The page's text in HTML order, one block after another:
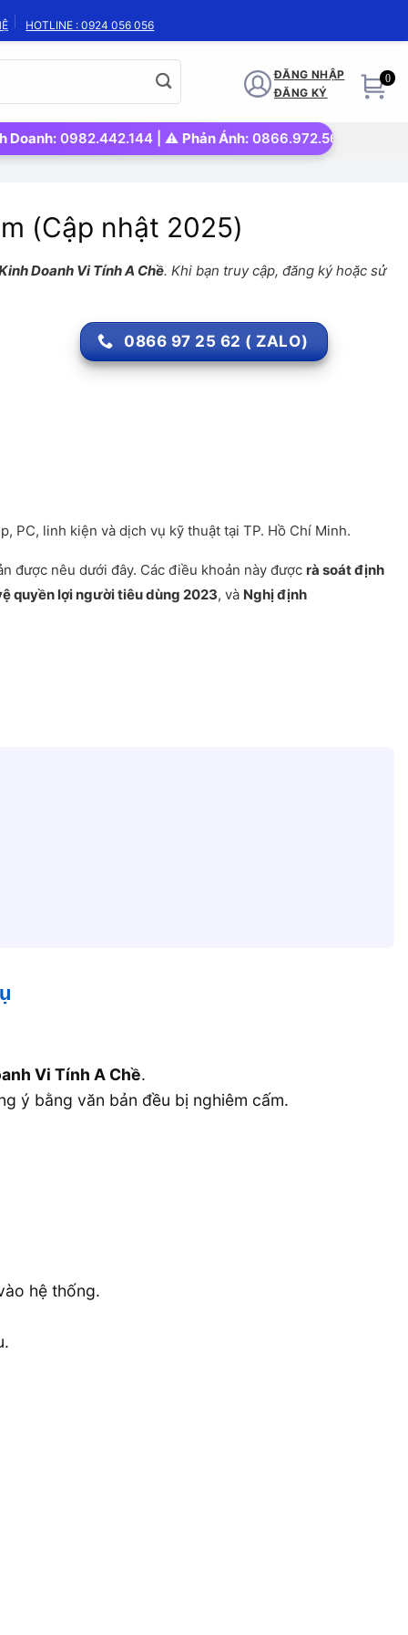
HOTLINE : 0924 056 056
ĐĂNG NHẬP
ĐĂNG KÝ
0
0982.442.144 | ⚠️Phản Ánh:0866.972.562 | 🚀Uy tín –
(Cập nhật 2025)
Doanh Vi Tính A Chề. Khi bạn truy cập, đăng ký hoặc sử
0866 97 25 62 ( ZALO)
PC, linh kiện và dịch vụ kỹ thuật tại TP. Hồ Chí Minh.
được nêu dưới đây. Các điều khoản này được rà soát định
quyền lợi người tiêu dùng 2023, và Nghị định
Vi Tính A Chề.
ý bằng văn bản đều bị nghiêm cấm.
hệ thống.